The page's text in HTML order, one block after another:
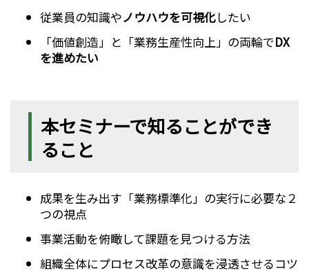
従業員の知識やノウハウを可視化したい
「価値創造」と「業務生産性向上」の両輪でDX
を進めたい
本セミナーで知ることができ
ること
成果を生み出す「業務標準化」の実行に必要な２
つの視点
事業活動を俯瞰して課題を見つける方法
組織全体にプロセス改革の意識を浸透させるコツ